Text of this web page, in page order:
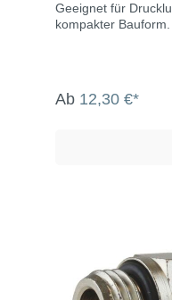
Geeignet für
kompakter Bauform.
Ab 12,30 €*